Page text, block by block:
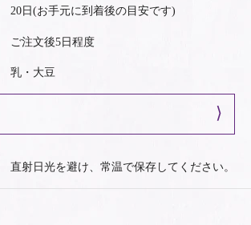
20日(お手元に到着後の目安です)
ご注文後5日程度
乳・大豆
直射日光を避け、常温で保存してください。